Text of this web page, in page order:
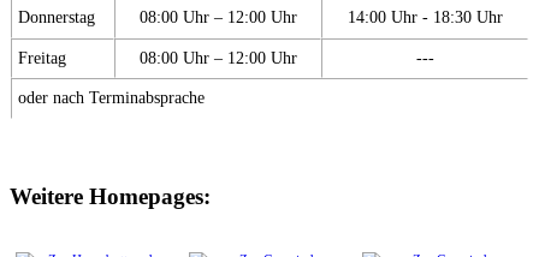
Donnerstag 08:00 Uhr – 12:00 Uhr 14:00 Uhr - 18:30 Uhr
Freitag 08:00 Uhr – 12:00 Uhr ---
oder nach Terminabsprache
Weitere Homepages: